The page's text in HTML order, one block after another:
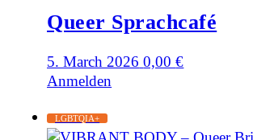
Queer Sprachcafé
5. March 2026 0,00€
Anmelden
LGBTQIA+